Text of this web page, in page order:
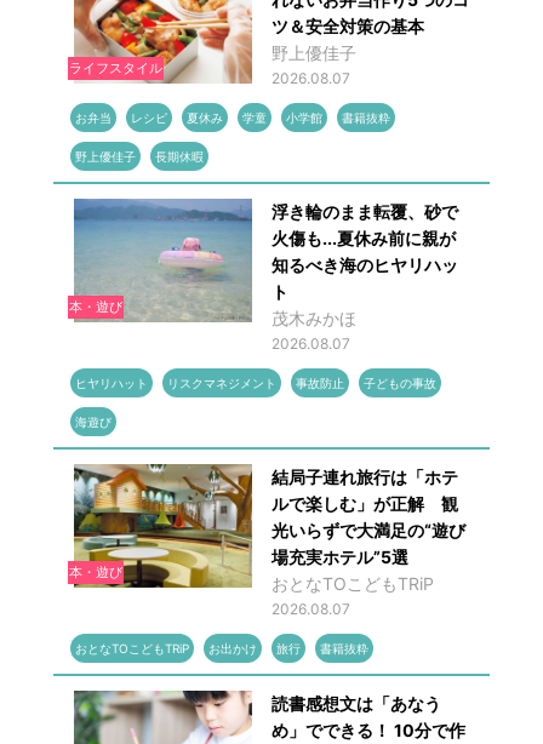
ライフスタイル
ツ＆安全対策の基本
野上優佳子
2026.08.07
お弁当 レシピ 夏休み 学童 小学館 書籍抜粋
野上優佳子 長期休暇
本・遊び
浮き輪のまま転覆、砂で
火傷も...夏休み前に親が
知るべき海のヒヤリハッ
ト
茂木みかほ
2026.08.07
ヒヤリハット リスクマネジメント 事故防止 子どもの事故
海遊び
本・遊び
結局子連れ旅行は「ホテ
ルで楽しむ」が正解 観
光いらずで大満足の“遊び
場充実ホテル”5選
おとなTOこどもTRiP
2026.08.07
おとなTOこどもTRiP お出かけ 旅行 書籍抜粋
読書感想文は「あなう
め」でできる！ 10分で作